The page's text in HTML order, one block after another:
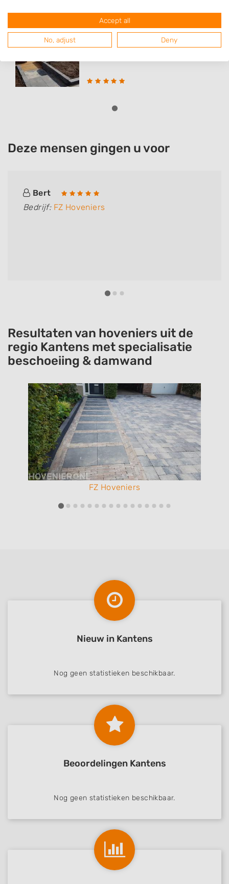
FZ Hoveniers
Departementsstraat 21
Deze mensen gingen u voor
Bert
Bedrijf: FZ Hoveniers
Resultaten van hoveniers uit de
regio Kantens met specialisatie
beschoeiing & damwand
FZ Hoveniers
Nieuw in Kantens
Nog geen statistieken beschikbaar.
Beoordelingen Kantens
Nog geen statistieken beschikbaar.
Accept all
No, adjust Deny